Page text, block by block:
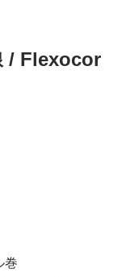
/ Flexocor
巻